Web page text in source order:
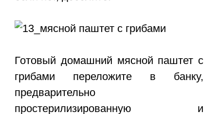
Готовый домашний мясной паштет с
грибами переложите в банку,
предварительно
простерилизированную и